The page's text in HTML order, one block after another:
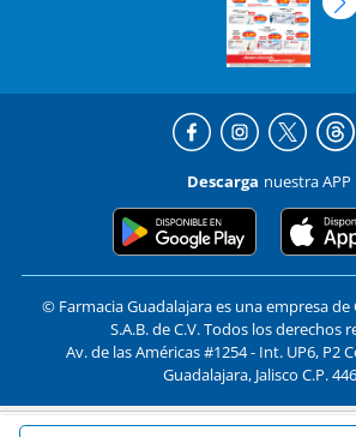
Descarga nuestra APP
© Farmacia Guadalajara es una empresa
S.A.B. de C.V. Todos los derechos
Av. de las Américas #1254 - Int. UP6, P2
Guadalajara, Jalisco C.P.